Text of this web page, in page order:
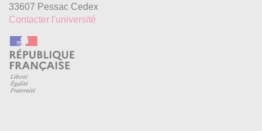
33607 Pessac Cedex
Contacter l'université